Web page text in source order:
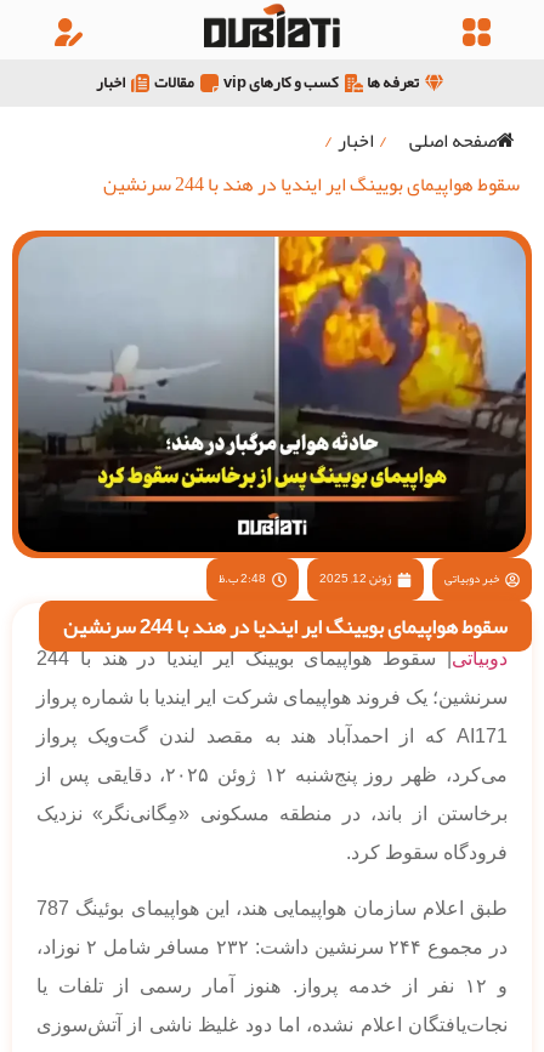
تعرفه ها کسب و کارهای vip مقالات اخبار
صفحه اصلی /اخبار/
سقوط هواپیمای بویینگ ایر ایندیا در هند با 244 سرنشین
خبر دوبیاتی ژوئن 12, 2025 2:48 ب.ظ
سقوط هواپیمای بویینگ ایر ایندیا در هند با 244 سرنشین
دوبیاتی
| سقوط هواپیمای بویینگ ایر ایندیا در هند با 244
سرنشین؛ یک فروند هواپیمای شرکت ایر ایندیا با شماره پرواز
AI171 که از احمدآباد هند به مقصد لندن گت‌ویک پرواز
می‌کرد، ظهر روز پنج‌شنبه ۱۲ ژوئن ۲۰۲۵، دقایقی پس از
برخاستن از باند، در منطقه مسکونی «مِگانی‌نگر» نزدیک
فرودگاه سقوط کرد.
طبق اعلام سازمان هواپیمایی هند، این هواپیمای بوئینگ 787
در مجموع ۲۴۴ سرنشین داشت: ۲۳۲ مسافر شامل ۲ نوزاد،
و ۱۲ نفر از خدمه پرواز. هنوز آمار رسمی از تلفات یا
نجات‌یافتگان اعلام نشده، اما دود غلیظ ناشی از آتش‌سوزی